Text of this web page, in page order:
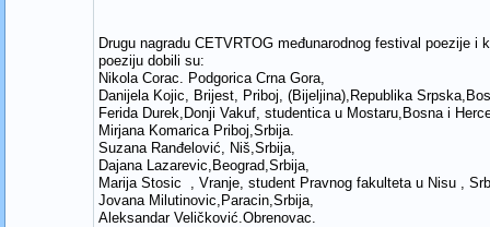
Drugu nagradu CETVRTOG međunarodnog festival poezije
poeziju dobili su:
Nikola Corac. Podgorica Crna Gora,
Danijela Kojic, Brijest, Priboj, (Bijeljina),Republika
Ferida Durek,Donji Vakuf, studentica u Mostaru,Bosna i
Mirjana Komarica Priboj,Srbija.
Suzana Ranđelović, Niš,Srbija,
Dajana Lazarevic,Beograd,Srbija,
Marija Stosic , Vranje, student Pravnog fakulteta u Nisu ,
Jovana Milutinovic,Paracin,Srbija,
Aleksandar Veličković.Obrenovac.